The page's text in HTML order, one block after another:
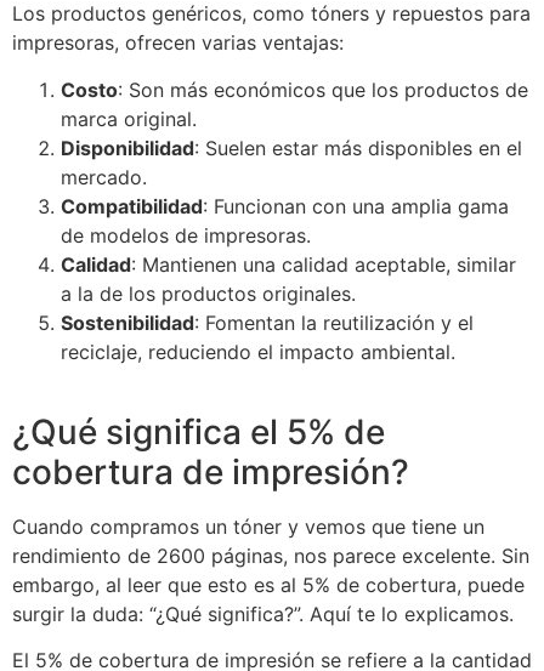
Los productos genéricos, como tóners y repuestos para
impresoras, ofrecen varias ventajas:
Costo: Son más económicos que los productos de
marca original.
Disponibilidad: Suelen estar más disponibles en el
mercado.
Compatibilidad: Funcionan con una amplia gama
de modelos de impresoras.
Calidad: Mantienen una calidad aceptable, similar
a la de los productos originales.
Sostenibilidad: Fomentan la reutilización y el
reciclaje, reduciendo el impacto ambiental.
¿Qué significa el 5% de
cobertura de impresión?
Cuando compramos un tóner y vemos que tiene un
rendimiento de 2600 páginas, nos parece excelente. Sin
embargo, al leer que esto es al 5% de cobertura, puede
surgir la duda: “¿Qué significa?”. Aquí te lo explicamos.
El 5% de cobertura de impresión se refiere a la cantidad